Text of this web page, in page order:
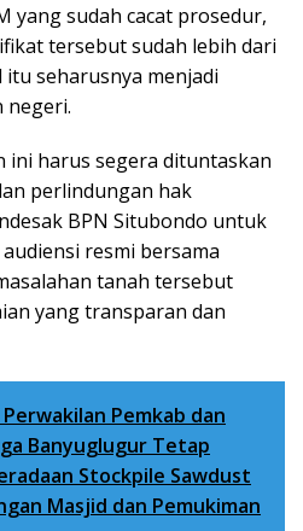
yang sudah cacat prosedur,
tersebut sudah lebih dari
seharusnya menjadi
negeri.
ini harus segera dituntaskan
perlindungan hak
BPN Situbondo untuk
resmi bersama
tanah tersebut
yang transparan dan
Pemkab dan
Banyuglugur Tetap
Stockpile Sawdust
Masjid dan Pemukiman